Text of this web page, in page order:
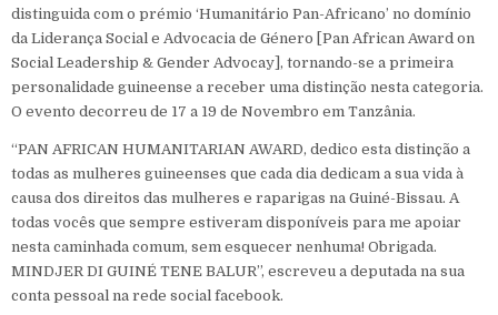
distinguida com o prémio ‘Humanitário Pan-Africano’ no domínio
da Liderança Social e Advocacia de Género [Pan African Award on
Social Leadership & Gender Advocay], tornando-se a primeira
personalidade guineense a receber uma distinção nesta categoria.
O evento decorreu de 17 a 19 de Novembro em Tanzânia.
“PAN AFRICAN HUMANITARIAN AWARD, dedico esta distinção a
todas as mulheres guineenses que cada dia dedicam a sua vida à
causa dos direitos das mulheres e raparigas na Guiné-Bissau. A
todas vocês que sempre estiveram disponíveis para me apoiar
nesta caminhada comum, sem esquecer nenhuma! Obrigada.
MINDJER DI GUINÉ TENE BALUR”, escreveu a deputada na sua
conta pessoal na rede social facebook.